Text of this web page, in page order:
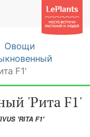
Овощи
F1'
'Рита F1'
'RITA F1'